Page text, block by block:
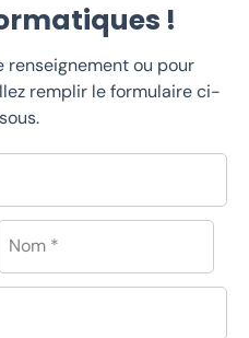
!
renseignement ou pour
remplir le formulaire ci-
Nom *